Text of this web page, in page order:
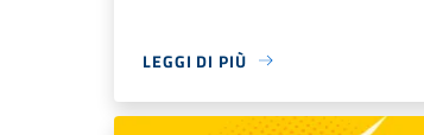
LEGGI DI PIÙ